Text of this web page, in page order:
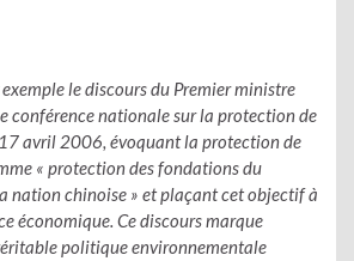
le discours du Premier ministre
conférence nationale sur la protection de
avril 2006, évoquant la protection de
« protection des fondations du
nation chinoise » et plaçant cet objectif à
économique. Ce discours marque
politique environnementale